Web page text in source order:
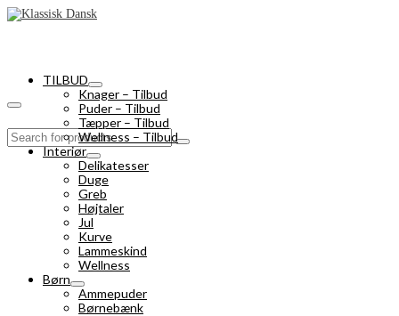
Search
for:
TILBUD
Knager – Tilbud
Puder – Tilbud
Tæpper – Tilbud
Wellness – Tilbud
Interiør
Delikatesser
Duge
Greb
Højtaler
Jul
Kurve
Lammeskind
Wellness
Børn
Ammepuder
Børnebænk